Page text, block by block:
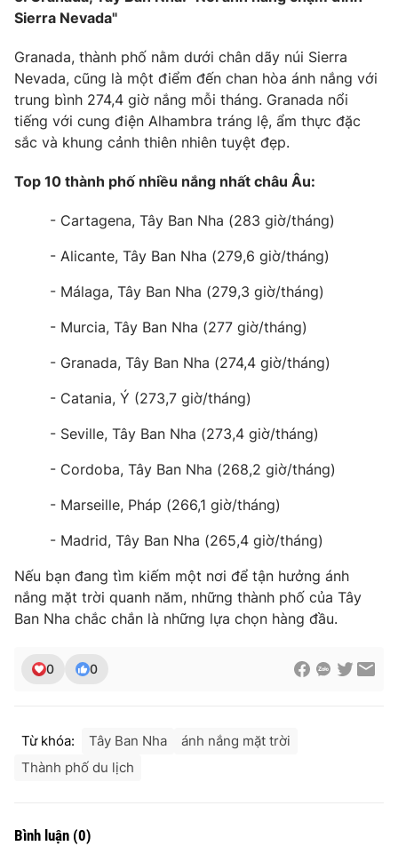
Ðiện thoại Thời báo VTV:
Liên hệ quảng cáo:024-7300.7108
thuận bằng văn bản. Ghi rõ nguồn VTV.vn khi phát hành lại
Sierra Nevada"
Granada, thành phố nằm dưới chân dãy núi Sierra
Nevada, cũng là một điểm đến chan hòa ánh nắng với
trung bình 274,4 giờ nắng mỗi tháng. Granada nổi
tiếng với cung điện Alhambra tráng lệ, ẩm thực đặc
sắc và khung cảnh thiên nhiên tuyệt đẹp.
Top 10 thành phố nhiều nắng nhất châu Âu:
- Cartagena, Tây Ban Nha (283 giờ/tháng)
- Alicante, Tây Ban Nha (279,6 giờ/tháng)
- Málaga, Tây Ban Nha (279,3 giờ/tháng)
- Murcia, Tây Ban Nha (277 giờ/tháng)
- Granada, Tây Ban Nha (274,4 giờ/tháng)
- Catania, Ý (273,7 giờ/tháng)
- Seville, Tây Ban Nha (273,4 giờ/tháng)
- Cordoba, Tây Ban Nha (268,2 giờ/tháng)
- Marseille, Pháp (266,1 giờ/tháng)
- Madrid, Tây Ban Nha (265,4 giờ/tháng)
Nếu bạn đang tìm kiếm một nơi để tận hưởng ánh
nắng mặt trời quanh năm, những thành phố của Tây
Ban Nha chắc chắn là những lựa chọn hàng đầu.
0 0
Từ khóa: Tây Ban Nha
ánh nắng mặt trời
Thành phố du lịch
Bình luận (0)